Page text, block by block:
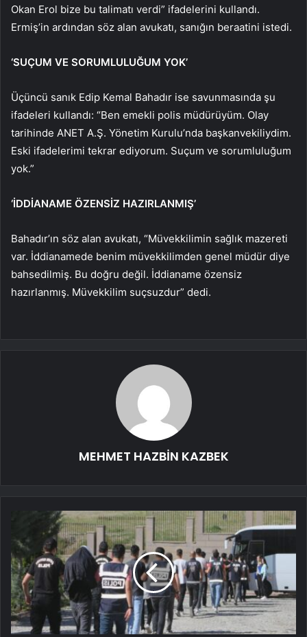
Okan Erol bize bu talimatı verdi” ifadelerini kullandı.
Ermiş’in ardından söz alan avukatı, sanığın beraatini istedi.
‘SUÇUM VE SORUMLULUĞUM YOK’
Üçüncü sanık Edip Kemal Bahadır ise savunmasında şu
ifadeleri kullandı: “Ben emekli polis müdürüyüm. Olay
tarihinde ANET A.Ş. Yönetim Kurulu’nda başkanvekiliydim.
Eski ifadelerimi tekrar ediyorum. Suçum ve sorumluluğum
yok.”
‘İDDİANAME ÖZENSİZ HAZIRLANMIŞ’
Bahadır’ın söz alan avukatı, “Müvekkilimin sağlık mazereti
var. İddianamede benim müvekkilimden genel müdür diye
bahsedilmiş. Bu doğru değil. İddianame özensiz
hazırlanmış. Müvekkilim suçsuzdur” dedi.
MEHMET HAZBİN KAZBEK